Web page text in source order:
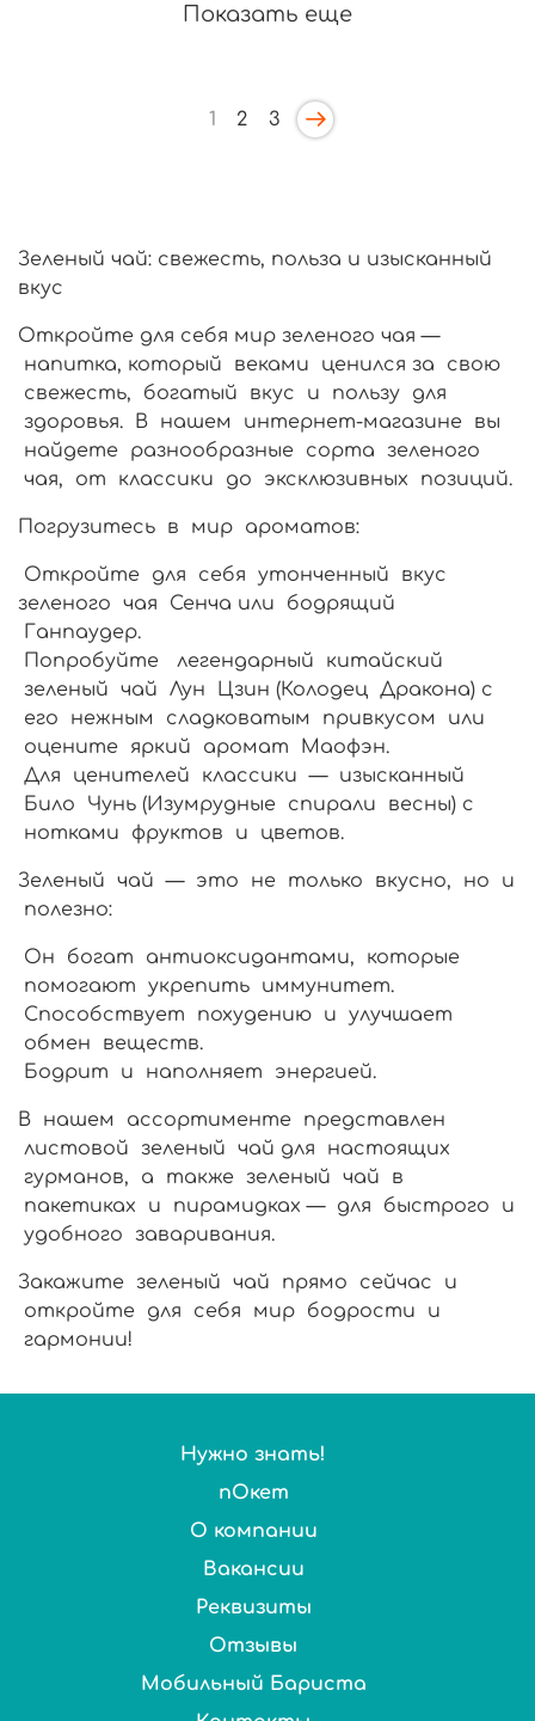
Показать еще
1 2 3
Зеленый чай: свежесть, польза и изысканный
вкус
Откройте для себя мир зеленого чая —
напитка, который веками ценился за свою
свежесть, богатый вкус и пользу для
здоровья. В нашем интернет-магазине вы
найдете разнообразные сорта зеленого
чая, от классики до эксклюзивных позиций.
Погрузитесь в мир ароматов:
Откройте для себя утонченный вкус
зеленого чая Сенча или бодрящий
Ганпаудер.
Попробуйте легендарный китайский
зеленый чай Лун Цзин (Колодец Дракона) с
его нежным сладковатым привкусом или
оцените яркий аромат Маофэн.
Для ценителей классики — изысканный
Било Чунь (Изумрудные спирали весны) с
нотками фруктов и цветов.
Зеленый чай — это не только вкусно, но и
полезно:
Он богат антиоксидантами, которые
помогают укрепить иммунитет.
Способствует похудению и улучшает
обмен веществ.
Бодрит и наполняет энергией.
В нашем ассортименте представлен
листовой зеленый чай для настоящих
гурманов, а также зеленый чай в
пакетиках и пирамидках — для быстрого и
удобного заваривания.
Закажите зеленый чай прямо сейчас и
откройте для себя мир бодрости и
гармонии!
Нужно знать!
пОкет
О компании
Вакансии
Реквизиты
Отзывы
Мобильный Бариста